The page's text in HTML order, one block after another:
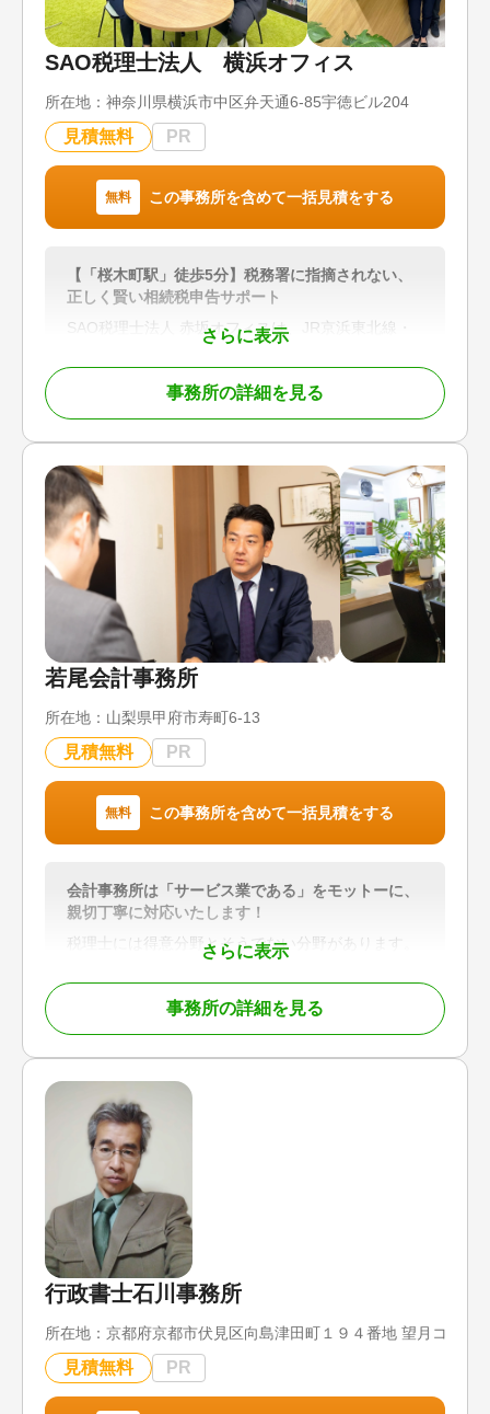
SAO税理士法人 横浜オフィス
所在地： 神奈川県横浜市中区弁天通6-85宇徳ビル204
見積無料 PR
無料 この事務所を含めて一括見積をする
さらに表示
【「桜木町駅」徒歩5分】税務署に指摘されない、
正しく賢い相続税申告サポート
SAO税理士法人 赤坂オフィスは、JR京浜東北線・
根岸線「桜木町駅」徒歩5分の利便性に加え、平日9
時～21時まで営業、土日祝も予約対応可能な柔軟な
体制で、相続税申告を中心に幅広い相続サポートを
行っています。
士が在籍。障害を持つ相続人がいる場合や、遺産分
割が難航しているケースなど、複雑な相続案件にも
豊富な経験をもって対応しています。また、弁護士
や司法書士など隣接士業とも連携しており、登記や
年金手続きなど、相続に伴う煩雑な業務をワンスト
ップでサポートできるのも強みです。
対応地域
東京都、神奈川県、埼玉県、千葉県
遺産分割 / 相続財産調査 / 相続税申告 / 相続登記 /
生前贈与（不動産名義変更）
電話相談可 / 訪問可 / 土日相談可 / 初回相談無料 /
18時以降相談可 / オンライン面談可 / 事務所面談可
事務所の詳細を見る
若尾会計事務所
所在地： 山梨県甲府市寿町6-13
見積無料 PR
無料 この事務所を含めて一括見積をする
さらに表示
会計事務所は「サービス業である」をモットーに、
親切丁寧に対応いたします！
税理士には得意分野とそうでない分野があります。
当事務所の相続税の申告件数は県内最大級。申告を
おこなう税理士によって納税額が大きく変わってし
まうこともあるため、申告数の実績は税理士のノウ
ハウそのものと考えていますので、とてもご安心い
当事務所は、全国の相続の相談に対応しています。
また、相続手続きはとても複雑なため、ほかの士業
とも連携しながら銀行や不動産の名義変更などお客
様の負担を最小限に留める努力をしています。
心配な税理士報酬も、初回のご相談の段階で提示さ
せていただきますし、「どのくらい相続税がかかる
のだろう…」といった不安も、相続税簡易診断を利
用すれば、財産の概算評価と相続税の計算も行うこ
とが可能ですので、ご安心いただけることと思いま
平日の9:00から18:00まで受け付けていますが、相
続人の都合で土日の対応を希望される場合には、土
日での対応も可能ですので、ぜひご相談ください。
事務所の詳細を見る
行政書士石川事務所
所在地： 京都府京都市伏見区向島津田町１９４番地 望月コーポ
見積無料 PR